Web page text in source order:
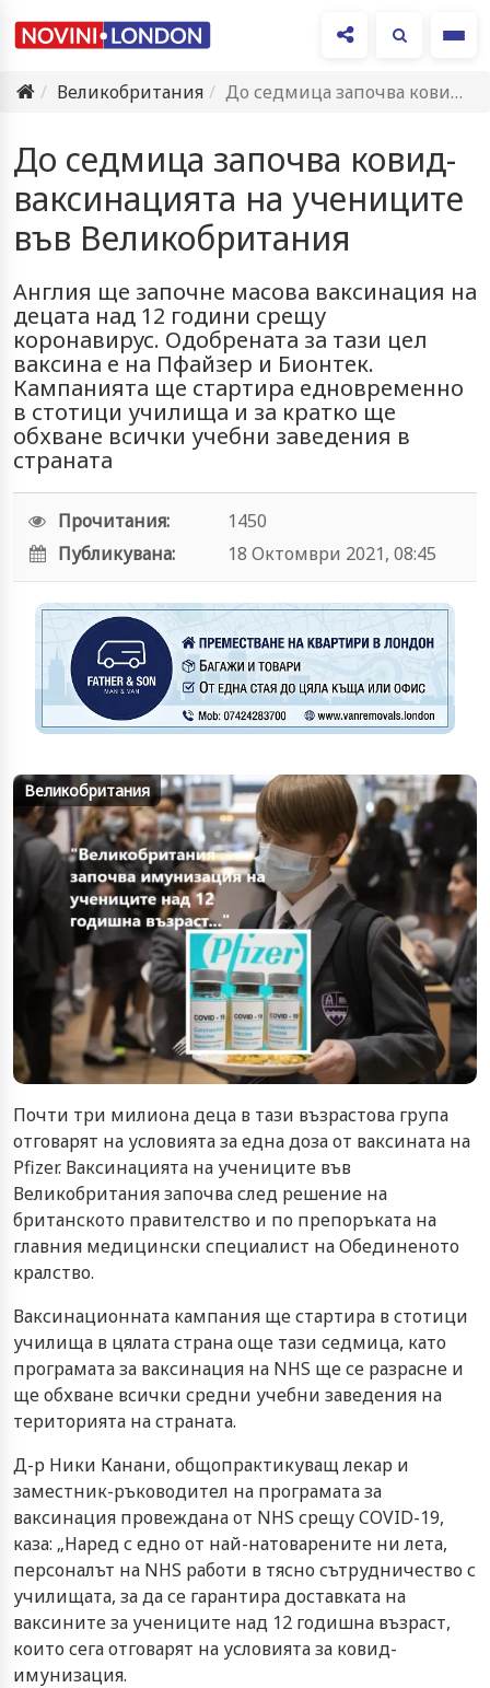
Великобритания
До седмица започва ковид-ваксинацията на учениците във Великобритания
До седмица започва ковид-
ваксинацията на учениците
във Великобритания
Англия ще започне масова ваксинация на
децата над 12 години срещу
коронавирус. Одобрената за тази цел
ваксина е на Пфайзер и Бионтек.
Кампанията ще стартира едновременно
в стотици училища и за кратко ще
обхване всички учебни заведения в
страната
Прочитания:
1450
Публикувана:
18 Октомври 2021, 08:45
Великобритания
Почти три милиона деца в тази възрастова група
отговарят на условията за една доза от ваксината на
Pfizer. Ваксинацията на учениците във
Великобритания започва след решение на
британското правителство и по препоръката на
главния медицински специалист на Обединеното
кралство.
Ваксинационната кампания ще стартира в стотици
училища в цялата страна още тази седмица, като
програмата за ваксинация на NHS ще се разрасне и
ще обхване всички средни учебни заведения на
територията на страната.
Д-р Ники Канани, общопрактикуващ лекар и
заместник-ръководител на програмата за
ваксинация провеждана от NHS срещу COVID-19,
каза: „Наред с едно от най-натоварените ни лета,
персоналът на NHS работи в тясно сътрудничество с
училищата, за да се гарантира доставката на
ваксините за учениците над 12 годишна възраст,
които сега отговарят на условията за ковид-
имунизация.